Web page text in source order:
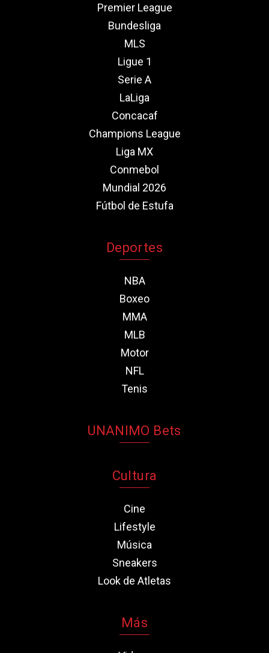
Premier League
Bundesliga
MLS
Ligue 1
Serie A
LaLiga
Concacaf
Champions League
Liga MX
Conmebol
Mundial 2026
Fútbol de Estufa
Deportes
NBA
Boxeo
MMA
MLB
Motor
NFL
Tenis
UNANIMO Bets
Cultura
Cine
Lifestyle
Música
Sneakers
Look de Atletas
Más